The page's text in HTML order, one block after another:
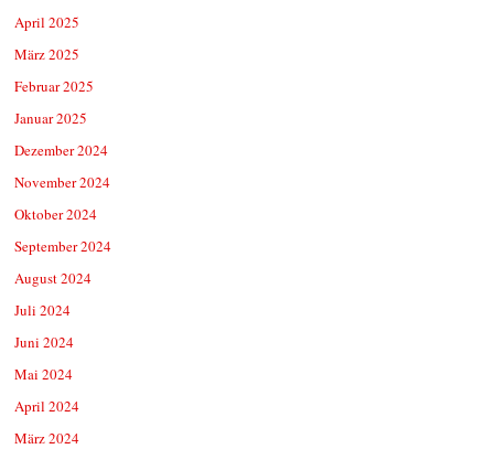
April 2025
März 2025
Februar 2025
Januar 2025
Dezember 2024
November 2024
Oktober 2024
September 2024
August 2024
Juli 2024
Juni 2024
Mai 2024
April 2024
März 2024